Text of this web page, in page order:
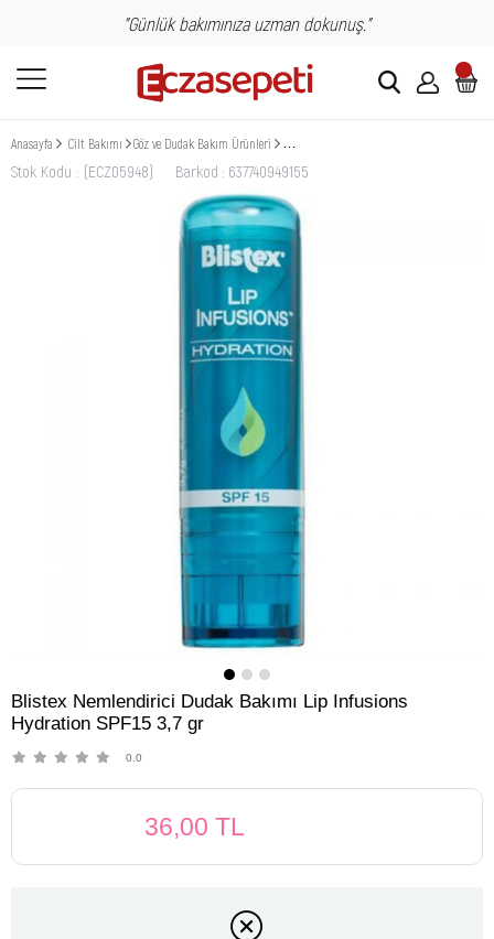
"Günlük bakımınıza uzman dokunuş."
Anasayfa Cilt Bakımı Göz ve Dudak Bakım Ürünleri Blistex Nemlendirici Dudak Bakımı Lip
Stok Kodu (ECZ05948) Barkod : 637740949155
Blistex Nemlendirici Dudak Bakımı Lip Infusions
Hydration SPF15 3,7 gr
0.0
36,00 TL